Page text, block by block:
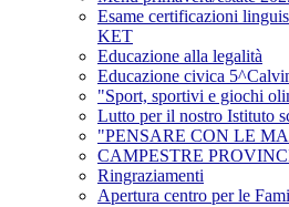
Esame certificazioni
KET
Educazione alla legalità
Educazione civica
"Sport, sportivi e giochi
Lutto per il nostro Istituto
"PENSARE CON LE
CAMPESTRE
Ringraziamenti
Apertura centro per le